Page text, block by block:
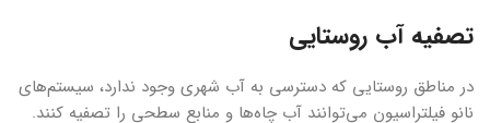
تصفیه آب روستایی
در مناطق روستایی که دسترسی به آب شهری وجود ندارد، سیستم‌های
نانو فیلتراسیون می‌توانند آب چاه‌ها و منابع سطحی را تصفیه کنند.